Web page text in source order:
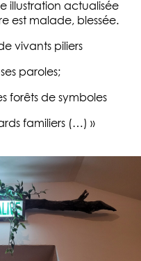
illustration actualisée
est malade, blessée.
vivants piliers
paroles;
forêts de symboles
familiers (…) »